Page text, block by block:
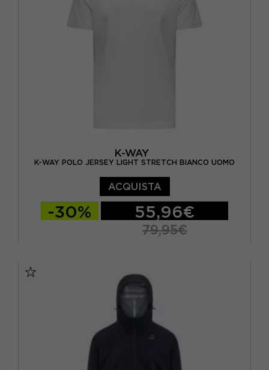
K-WAY
K-WAY POLO JERSEY LIGHT STRETCH BIANCO UOMO
ACQUISTA
-30% 55,96€
79,95€